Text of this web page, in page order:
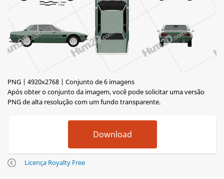
PNG | 4920x2768 | Conjunto de 6 imagens
Após obter o conjunto da imagem, você pode solicitar uma versão
PNG de alta resolução com um fundo transparente.
Licença Royalty Free